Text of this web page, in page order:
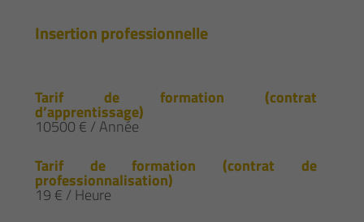
Insertion professionnelle
Tarif de formation (contrat
d’apprentissage)
10500 € / Année
Tarif de formation (contrat de
professionnalisation)
19 € / Heure